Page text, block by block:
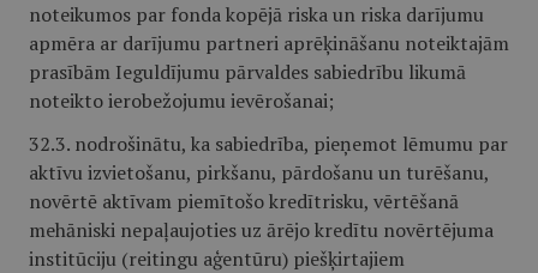
noteikumos par fonda kopējā riska un riska darījumu
apmēra ar darījumu partneri aprēķināšanu noteiktajām
prasībām Ieguldījumu pārvaldes sabiedrību likumā
noteikto ierobežojumu ievērošanai;
32.3. nodrošinātu, ka sabiedrība, pieņemot lēmumu par
aktīvu izvietošanu, pirkšanu, pārdošanu un turēšanu,
novērtē aktīvam piemītošo kredītrisku, vērtēšanā
mehāniski nepaļaujoties uz ārējo kredītu novērtējuma
institūciju (reitingu aģentūru) piešķirtajiem